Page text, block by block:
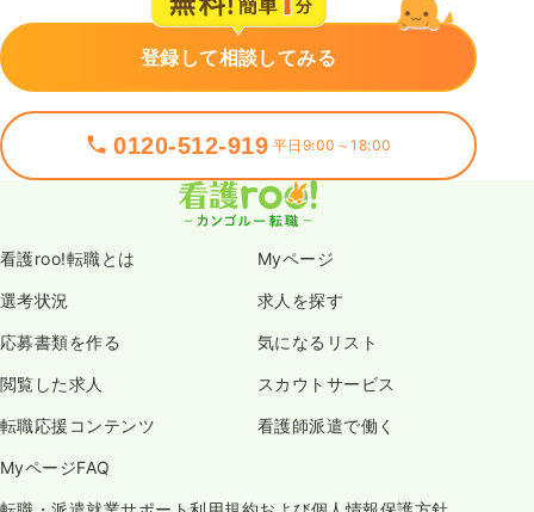
登録して相談してみる
0120-512-919 平日9:00～18:00
看護roo!転職とは Myページ
選考状況 求人を探す
応募書類を作る 気になるリスト
閲覧した求人 スカウトサービス
転職応援コンテンツ 看護師派遣で働く
MyページFAQ